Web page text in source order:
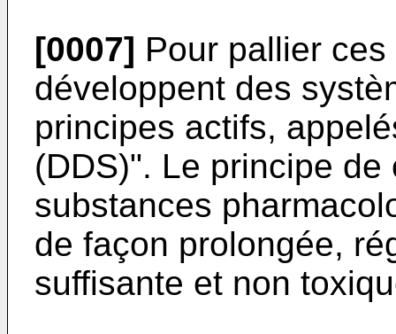
[0007] Pour pallier
développent des
principes actifs,
(DDS)". Le principe
substances
de façon prolongée,
suffisante et non